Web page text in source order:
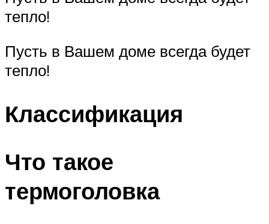
тепло!
Пусть в Вашем доме всегда будет
тепло!
Классификация
Что такое
термоголовка